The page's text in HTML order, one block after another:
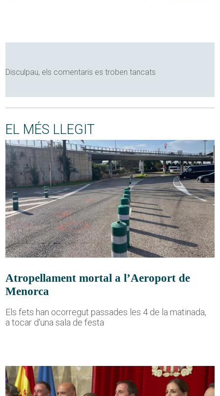
Disculpau, els comentaris es troben tancats
EL MÉS LLEGIT
Atropellament mortal a l’Aeroport de
Menorca
Els fets han ocorregut passades les 4 de la matinada,
a tocar d'una sala de festa